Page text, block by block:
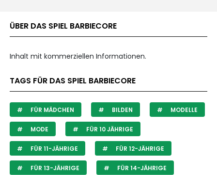
ÜBER DAS SPIEL BARBIECORE
Inhalt mit kommerziellen Informationen.
TAGS FÜR DAS SPIEL BARBIECORE
FÜR MÄDCHEN BILDEN MODELLE
MODE FÜR 10 JÄHRIGE
FÜR 11-JÄHRIGE FÜR 12-JÄHRIGE
FÜR 13-JÄHRIGE FÜR 14-JÄHRIGE